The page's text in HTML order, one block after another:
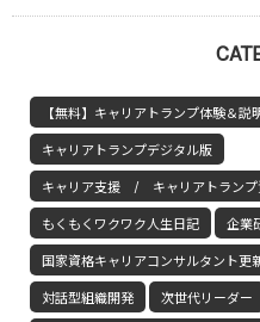
【無料】キャリアトランプ体験＆説
キャリアトランプデジタル版
キャリア支援 / キャリアトランプ
もくもくワクワク人生日記 企業
国家資格キャリアコンサルタント更
対話型組織開発 次世代リーダー